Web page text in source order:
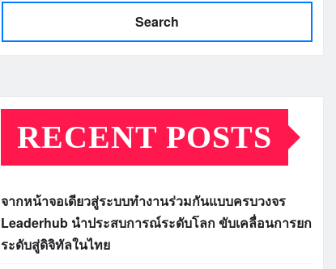
Search
RECENT POSTS
จากหน้าจอเดียวสู่ระบบทำงานร่วมกันแบบครบวงจร
Leaderhub นำประสบการณ์ระดับโลก ขับเคลื่อนการยก
ระดับสู่ดิจิทัลในไทย